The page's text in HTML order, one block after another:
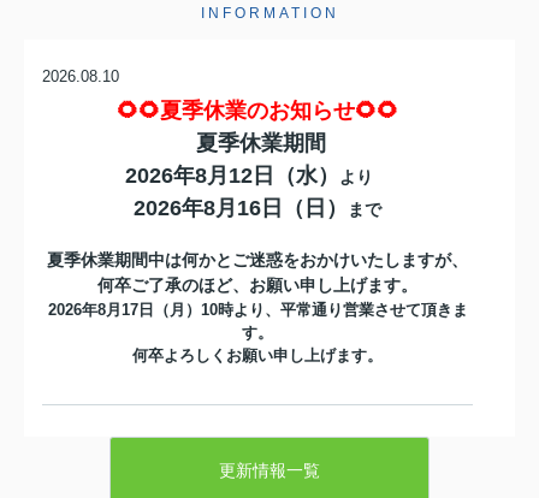
INFORMATION
2026.08.10
🌻🌻夏季休業のお知らせ🌻🌻
夏季休業期間
2026年8月12日（水）
より
2026年8月16日（日） まで
夏季休業期間中は何かとご迷惑をおかけいたしますが、
何卒ご了承のほど、お願い申し上げます。
2026年8月17日（月）10時より、平常通り営業させて頂きま
す。
何卒よろしくお願い申し上げます。
☆★☆成約御礼☆★☆
更新情報一覧